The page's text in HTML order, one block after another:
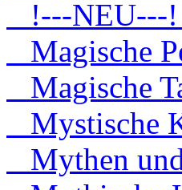
!---NEU---!
Magische
Magische
Mystische
Mythen